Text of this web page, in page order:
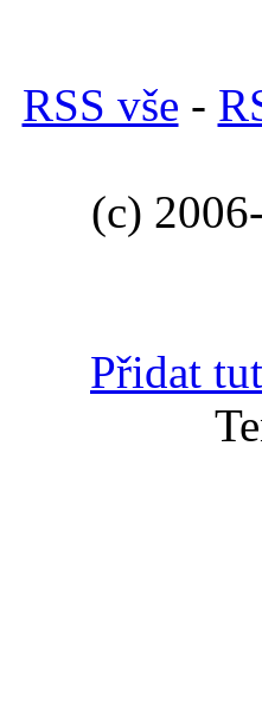
RSS vše -
(c)
Přidat